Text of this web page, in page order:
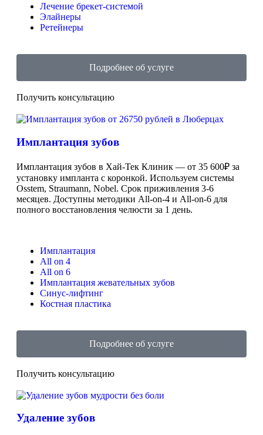
Лечение брекет-системой
Элайнеры
Ретейнеры
Подробнее об услуге
Получить консультацию
Имплантация зубов
Имплантация зубов в Хай-Тек Клиник — от 35 600₽ за
установку импланта с коронкой. Используем системы
Osstem, Straumann, Nobel. Срок приживления 3-6
месяцев. Доступны методики All-on-4 и All-on-6 для
полного восстановления челюсти за 1 день.
Имплантация
All on 4
All on 6
Имплантация жевательных зубов
Синус-лифтинг
Костная пластика
Подробнее об услуге
Получить консультацию
Удаление зубов